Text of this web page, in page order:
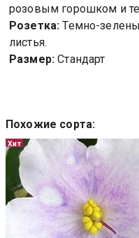
розовым горошком и
Розетка: Темно-
листья.
Размер: Стандарт
Похожие сорта:
Хит